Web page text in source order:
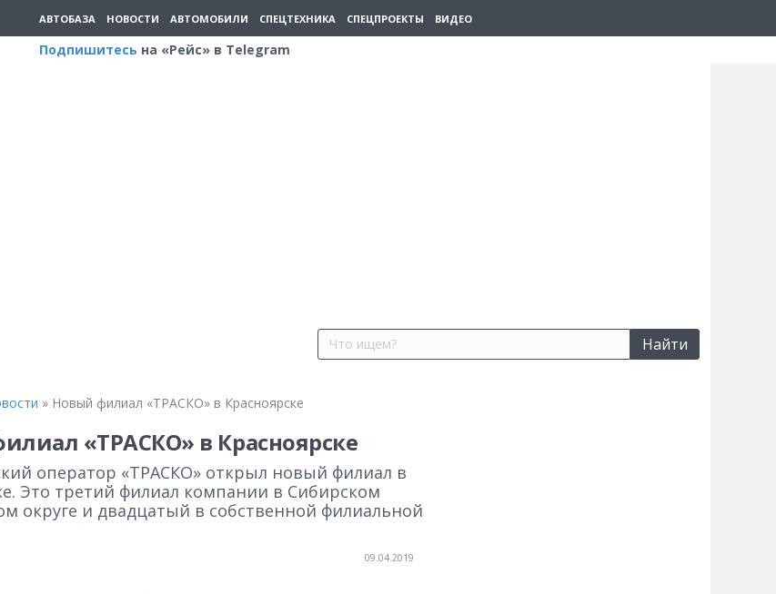
АВТОБАЗА НОВОСТИ АВТОМОБИЛИ СПЕЦТЕХНИКА СПЕЦПРОЕКТЫ ВИДЕО
Подпишитесь на «Рейс» в Telegram
Найти
» Новый филиал «ТРАСКО» в Красноярске
«ТРАСКО» в Красноярске
оператор «ТРАСКО» открыл новый филиал в
Это третий филиал компании в Сибирском
округе и двадцатый в собственной филиальной
09.04.2019